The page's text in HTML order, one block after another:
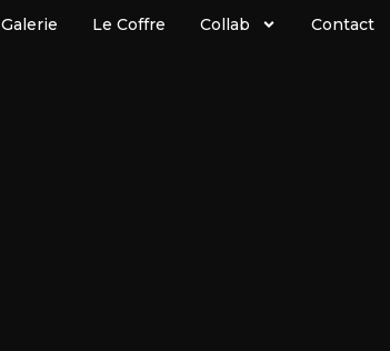
Galerie Le Coffre Collab Contact